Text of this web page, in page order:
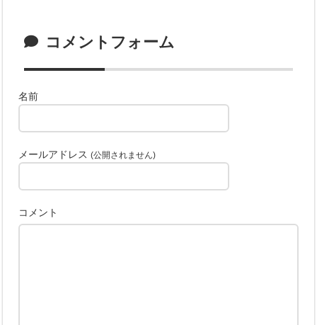
コメントフォーム
名前
メールアドレス(公開されません)
コメント